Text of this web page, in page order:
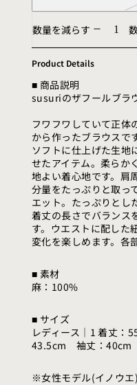
数量を減らす
Product Details
■ 商品説明
susuriのザフールブラ
フワフワしていて正体
から作ったブラウスで
ソフトに仕上げた生地
せたアイテム。柔らか
地よい着心地です。肩
分量をたっぷりと取っ
エット。たっぷりとし
着丈の長さでバランス
す。ウエストに配した
変化を楽しめます。各
■ 素材
麻：100%
■ サイズ
レディース｜1 着丈
43.5cm 袖丈：40cm
※女性モデル(イノウ